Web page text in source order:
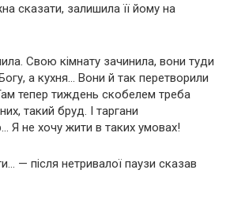
сказати, залишила її йому на
Свою кімнату зачинила, вони туди
а кухня… Вони й так перетворили
тепер тиждень скобелем треба
такий бруд. І таргани
Я не хочу жити в таких умовах!
— після нетривалої паузи сказав